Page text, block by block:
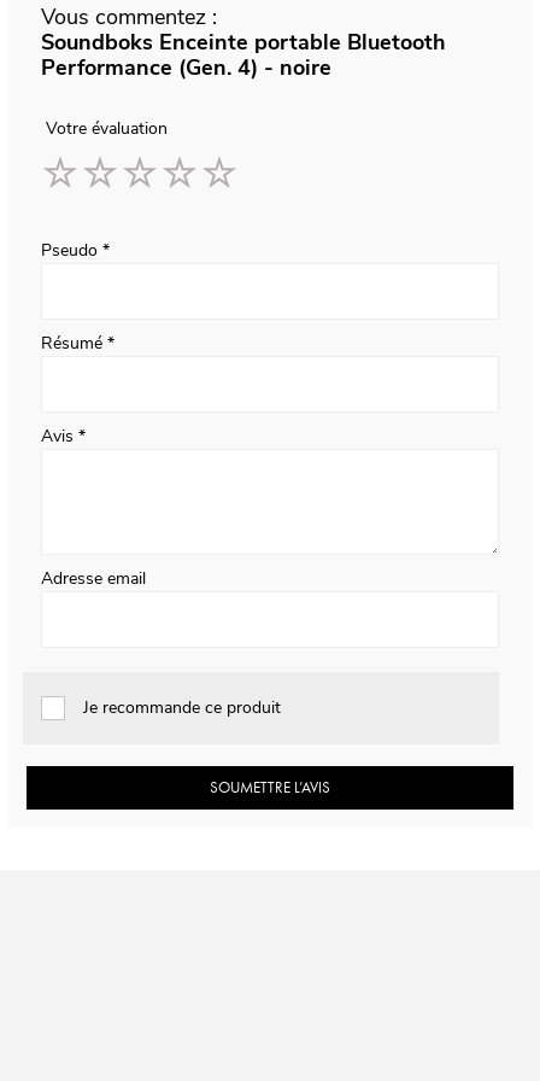
Vous commentez :
Soundboks Enceinte portable Bluetooth
Performance (Gen. 4) - noire
Votre évaluation
Pseudo
Résumé
Avis
Adresse email
Je recommande ce produit
SOUMETTRE L’AVIS